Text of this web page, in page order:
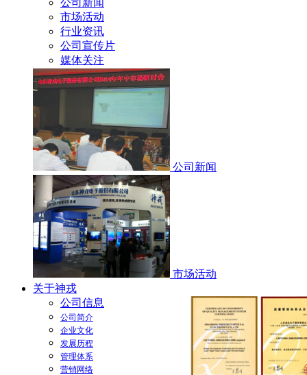
市场活动
行业资讯
公司宣传片
媒体关注
公司新闻
市场活动
关于神戎
公司信息
公司简介
企业文化
发展历程
管理体系
营销网络